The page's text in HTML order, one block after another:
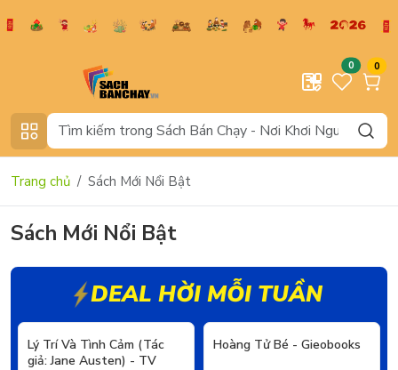
0 0
Trang chủ Sách Mới Nổi Bật
Sách Mới Nổi Bật
DEAL HỜI MỖI TUẦN
- 20%
Lý Trí Và Tình Cảm (Tác
giả: Jane Austen) - TV
- 20%
Hoàng Tử Bé - Gieobooks